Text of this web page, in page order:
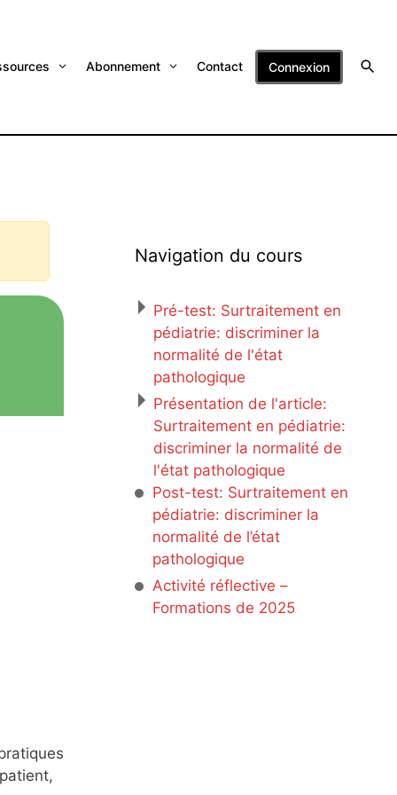
Abonnement Contact Connexion
Navigation du cours
Pré-test: Surtraitement en
pédiatrie: discriminer la
normalité de l'état
pathologique
Présentation de l'article:
Surtraitement en pédiatrie:
discriminer la normalité de
l'état pathologique
Post-test: Surtraitement en
pédiatrie: discriminer la
normalité de l’état
pathologique
Activité réflective –
Formations de 2025